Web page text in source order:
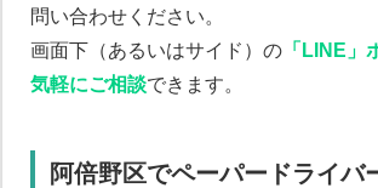
問い合わせください。
画面下（あるいはサイド）の「LINE」
気軽にご相談できます。
阿倍野区でペーパードライバ